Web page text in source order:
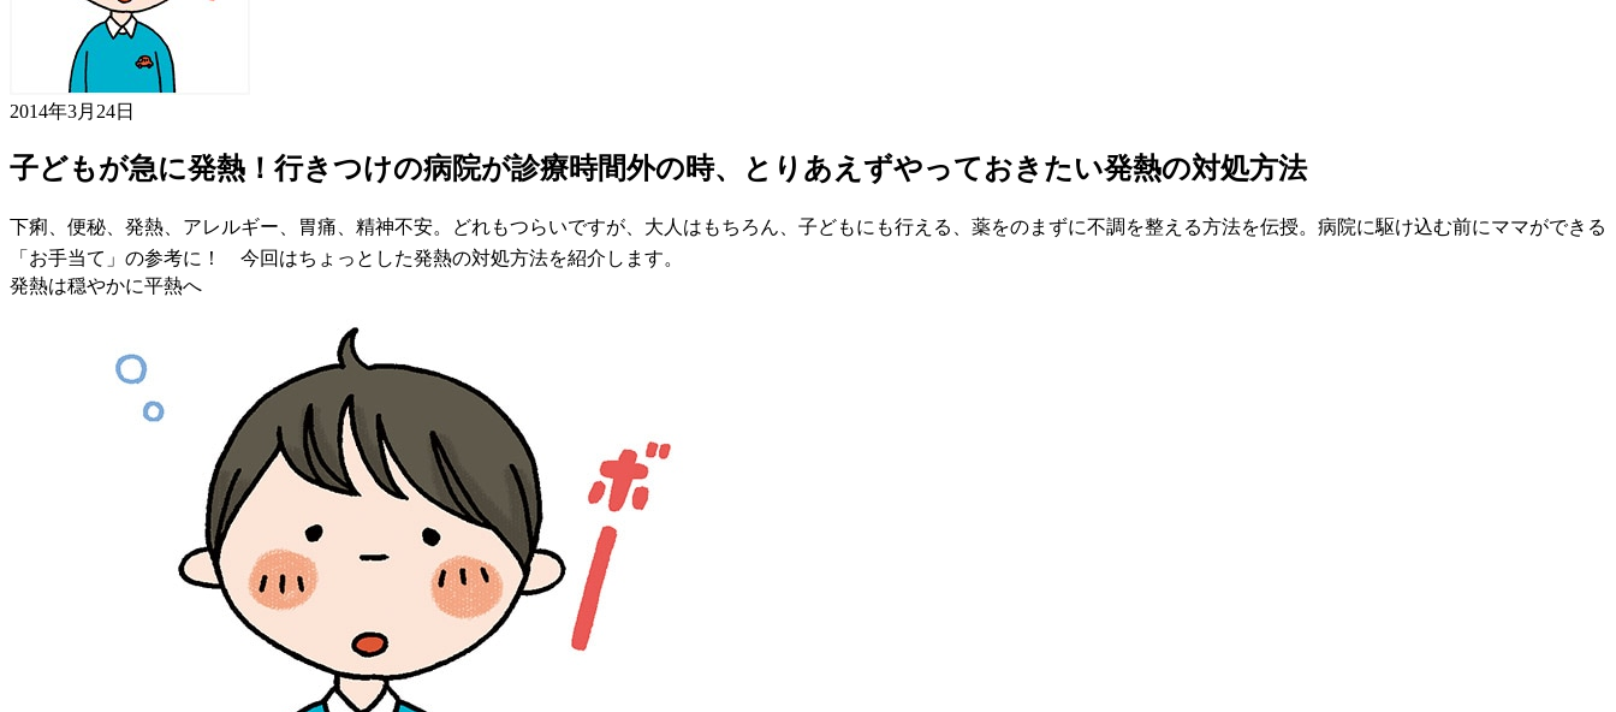
2014年3月24日
子どもが急に発熱！行きつけの病院が診療時間外の時、とりあえずやっておきたい発熱の対処方法
下痢、便秘、発熱、アレルギー、胃痛、精神不安。どれもつらいですが、大人はもちろん、子どもにも行える、薬をのまずに不調を整える方法を伝授。病院に駆け込む前にママができる
「お手当て」の参考に！ 今回はちょっとした発熱の対処方法を紹介します。
発熱は穏やかに平熱へ